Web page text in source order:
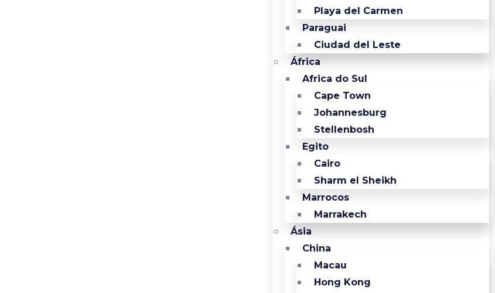
Playa del Carmen
Paraguai
Ciudad del Leste
África
Africa do Sul
Cape Town
Johannesburg
Stellenbosh
Egito
Cairo
Sharm el Sheikh
Marrocos
Marrakech
Ásia
China
Macau
Hong Kong